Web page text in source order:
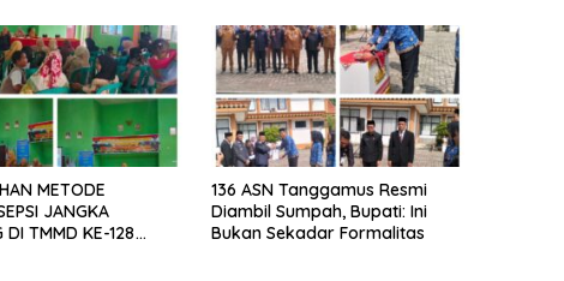
METODE
JANGKA
DI TMMD KE-128
136 ASN Tanggamus Resmi
Diambil Sumpah, Bupati: Ini
Bukan Sekadar Formalitas